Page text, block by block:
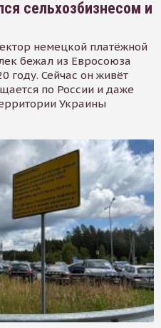
сельхозбизнесом и
немецкой платёжной
бежал из Евросоюза
году. Сейчас он живёт
по России и даже
Украины